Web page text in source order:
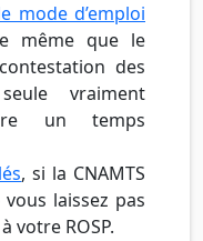
mode d’emploi
même que le
des
vraiment
un temps
, si la CNAMTS
laissez pas
votre ROSP.